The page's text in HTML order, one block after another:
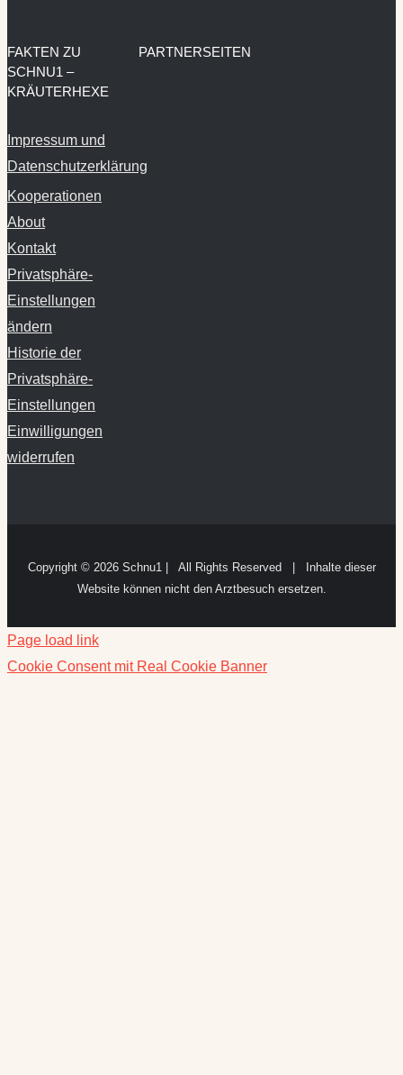
FAKTEN ZU
SCHNU1 –
KRÄUTERHEXE
Impressum und
Datenschutzerklärung
Kooperationen
About
Kontakt
Privatsphäre-
Einstellungen
ändern
Historie der
Privatsphäre-
Einstellungen
Einwilligungen
widerrufen
PARTNERSEITEN
Copyright © 2026 Schnu1 | All Rights Reserved | Inhalte dieser
Website können nicht den Arztbesuch ersetzen.
Page load link
Cookie Consent mit Real Cookie Banner